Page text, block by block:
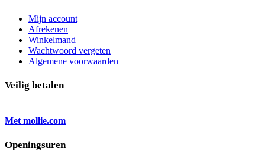
Mijn account
Afrekenen
Winkelmand
Wachtwoord vergeten
Algemene voorwaarden
Veilig betalen
Met mollie.com
Openingsuren